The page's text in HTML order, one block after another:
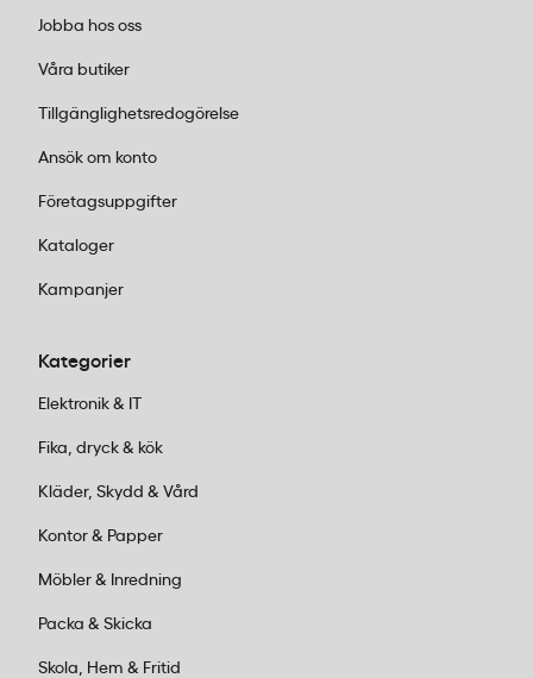
Jobba hos oss
Våra butiker
Tillgänglighetsredogörelse
Ansök om konto
Företagsuppgifter
Kataloger
Kampanjer
Kategorier
Elektronik & IT
Fika, dryck & kök
Kläder, Skydd & Vård
Kontor & Papper
Möbler & Inredning
Packa & Skicka
Skola, Hem & Fritid